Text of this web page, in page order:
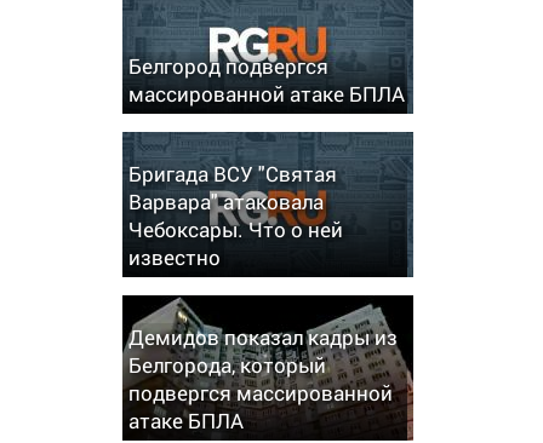
Белгород подвергся
массированной атаке БПЛА
Бригада ВСУ "Святая
Варвара" атаковала
Чебоксары. Что о ней
известно
Демидов показал кадры из
Белгорода, который
подвергся массированной
атаке БПЛА